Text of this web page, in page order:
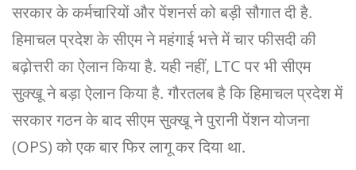
सरकार के कर्मचारियों और पेंशनर्स को बड़ी सौगात दी है.
हिमाचल प्रदेश के सीएम ने महंगाई भत्ते में चार फीसदी की
बढ़ोत्तरी का ऐलान किया है. यही नहीं, LTC पर भी सीएम
सुक्खू ने बड़ा ऐलान किया है. गौरतलब है कि हिमाचल प्रदेश में
सरकार गठन के बाद सीएम सुक्खू ने पुरानी पेंशन योजना
(OPS) को एक बार फिर लागू कर दिया था.